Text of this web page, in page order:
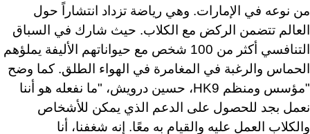
من نوعه في الإمارات. وهي رياضة تزداد انتشاراً حول
العالم تتضمن الركض مع الكلاب. حيث شارك في السباق
التنافسي أكثر من 100 شخص مع حيواناتهم الأليفة يملؤهم
الحماس والرغبة في المغامرة في الهواء الطلق. كما وضح
"مؤسس ومنظم HK9، حسين درويش، "ما نفعله هو أننا
نعمل بجد للحصول على الدعم الذي يمكن للأشخاص
والكلاب العمل عليه والقيام به معًا. إنه شغفنا، أنا